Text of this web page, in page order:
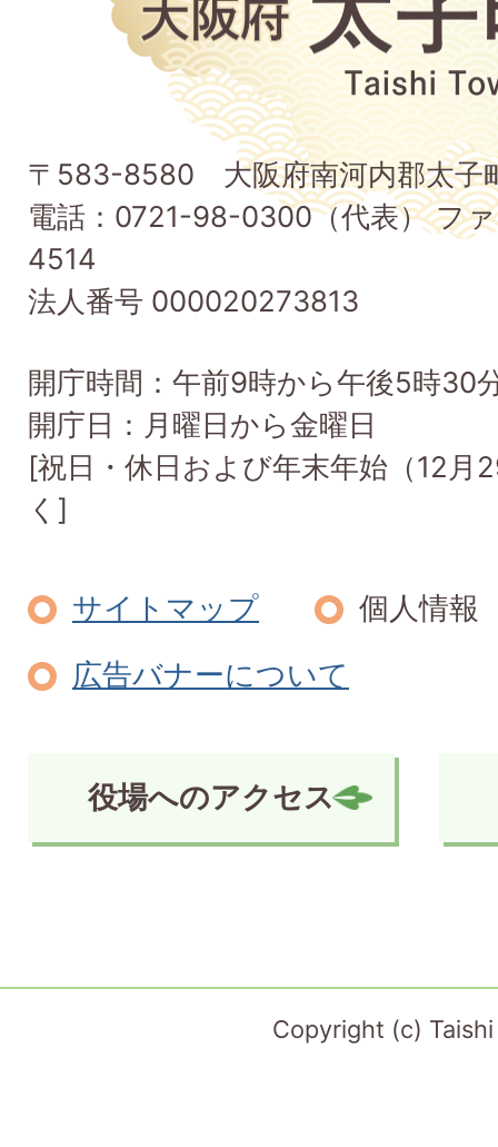
町
Taishi
Town
〒583-8580 大阪府南河内郡太子
電話：0721-98-0300（代表） フ
4514
法人番号 000020273813
開庁時間：午前9時から午後5時30
開庁日：月曜日から金曜日
[祝日・休日および年末年始（12月
く]
サイトマップ
個人情報
広告バナーについて
役場へのアクセス
Copyright (c)